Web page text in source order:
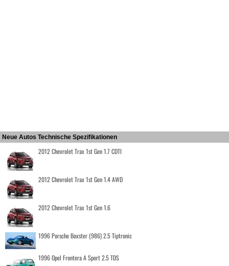
Neue Autos Technische Spezifikationen
2012 Chevrolet Trax 1st Gen 1.7 CDTI
2012 Chevrolet Trax 1st Gen 1.4 AWD
2012 Chevrolet Trax 1st Gen 1.6
1996 Porsche Boxster (986) 2.5 Tiptronic
1996 Opel Frontera A Sport 2.5 TDS